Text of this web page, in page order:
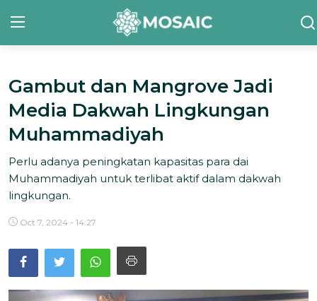
Contact
Tentang Kami
Team Kami
Galeri
Sorotan Berita
Gambut dan Mangrove Jadi
Media Dakwah Lingkungan
Muhammadiyah
Perlu adanya peningkatan kapasitas para dai
Muhammadiyah untuk terlibat aktif dalam dakwah
lingkungan.
Oct 7, 2024 - 14:27